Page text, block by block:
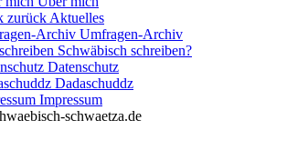
Aktuelles
Umfragen-Archiv
Schwäbisch schreiben?
Datenschutz
Dadaschuddz
Impressum
schwaetza.de